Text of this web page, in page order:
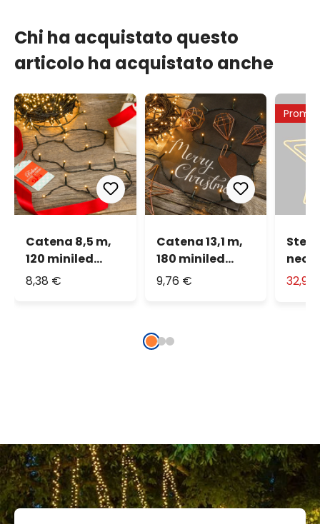
Chi ha acquistato questo
articolo ha acquistato anche
Catena 8,5 m,
120 miniled
bianco extra
8,38 €
Catena 13,1 m,
180 miniled
bianco extra
9,76 €
Promo